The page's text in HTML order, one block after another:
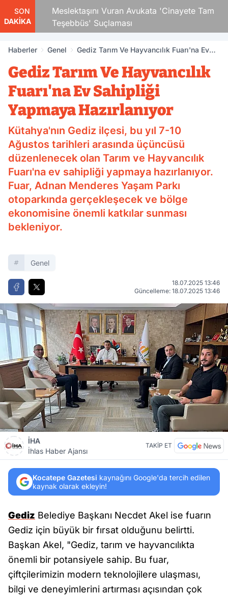
SON
DAKİKA
Meslektaşını Vuran Avukata 'Cinayete Tam
Teşebbüs' Suçlaması
Haberler Genel
Gediz Tarım Ve Hayvancılık Fuarı'na Ev
Gediz Tarım Ve Hayvancılık
Fuarı'na Ev Sahipliği
Yapmaya Hazırlanıyor
Kütahya'nın Gediz ilçesi, bu yıl 7-10
Ağustos tarihleri arasında üçüncüsü
düzenlenecek olan Tarım ve Hayvancılık
Fuarı'na ev sahipliği yapmaya hazırlanıyor.
Fuar, Adnan Menderes Yaşam Parkı
otoparkında gerçekleşecek ve bölge
ekonomisine önemli katkılar sunması
bekleniyor.
Genel
18.07.2025 13:46
Güncelleme: 18.07.2025 13:46
İHA
İhlas Haber Ajansı
TAKİP ET
Kocatepe Gazetesi kaynağını Google'da tercih edilen
kaynak olarak ekleyin!
Gediz Belediye Başkanı Necdet Akel ise fuarın
Gediz için büyük bir fırsat olduğunu belirtti.
Başkan Akel, "Gediz, tarım ve hayvancılıkta
önemli bir potansiyele sahip. Bu fuar,
çiftçilerimizin modern teknolojilere ulaşması,
bilgi ve deneyimlerini artırması açısından çok